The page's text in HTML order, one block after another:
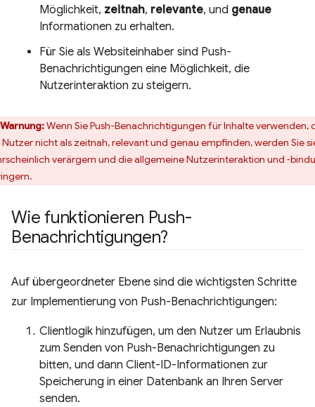
Möglichkeit, zeitnah, relevante, und genaue
Informationen zu erhalten.
Für Sie als Websiteinhaber sind Push-
Benachrichtigungen eine Möglichkeit, die
Nutzerinteraktion zu steigern.
Warnung:Wenn Sie Push-Benachrichtigungen für Inhalte verwenden,
Nutzer nicht als zeitnah, relevant und genau empfinden, werden Sie
verärgern und die allgemeine Nutzerinteraktion und
Wie funktionieren Push-
Benachrichtigungen?
Auf übergeordneter Ebene sind die wichtigsten Schritte
zur Implementierung von Push-Benachrichtigungen:
Clientlogik hinzufügen, um den Nutzer um Erlaubnis
zum Senden von Push-Benachrichtigungen zu
bitten, und dann Client-ID-Informationen zur
Speicherung in einer Datenbank an Ihren Server
senden.